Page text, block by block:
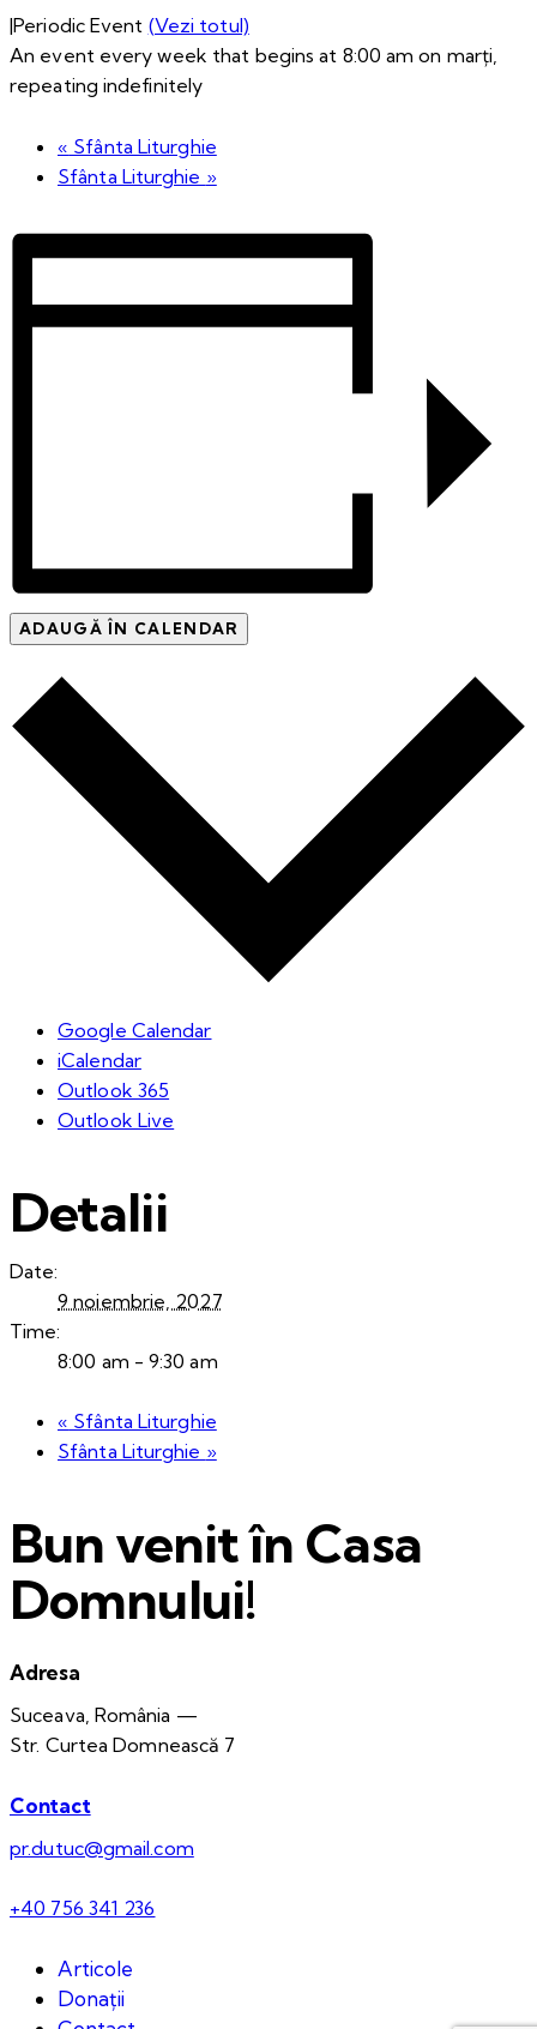
|Periodic Event (Vezi totul)
An event every week that begins at 8:00 am on marți,
repeating indefinitely
« Sfânta Liturghie
Sfânta Liturghie »
ADAUGĂ ÎN CALENDAR
Google Calendar
iCalendar
Outlook 365
Outlook Live
Detalii
Date:
9 noiembrie, 2027
Time:
8:00 am - 9:30 am
« Sfânta Liturghie
Sfânta Liturghie »
Bun venit în Casa
Domnului!
Adresa
Suceava, România —
Str. Curtea Domnească 7
Contact
pr.dutuc@gmail.com
+40 756 341 236
Articole
Donații